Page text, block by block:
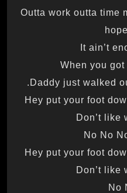
Outta work outta time
It ain’t
When you
Daddy just walked
Hey put your foot
Don’t like
No No
Hey put your foot
Don’t like
No